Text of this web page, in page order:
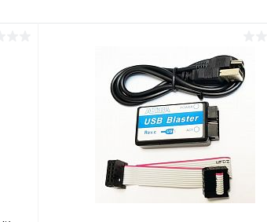
В корзину
Сравнение
В наличии (6)